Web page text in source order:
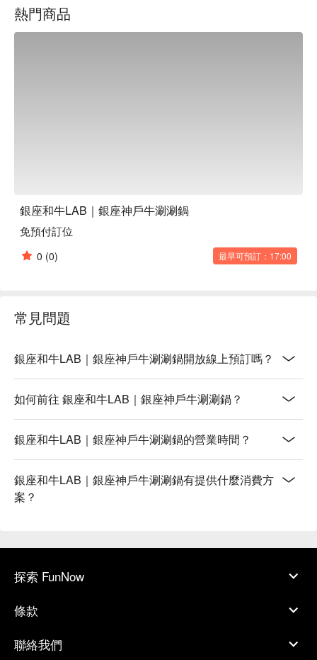
控火候，確保每一口都充滿美味。店內設有適合獨自用餐的吧
台座位，以及適合好友歡聚的桌席。嚴選與牛肉完美搭配的紅
熱門商品
銀座和牛LAB｜銀座神戶牛涮涮鍋
免預付訂位
0 (0) 最早可預訂：17:00
常見問題
銀座和牛LAB｜銀座神戶牛涮涮鍋開放線上預訂嗎？
如何前往 銀座和牛LAB｜銀座神戶牛涮涮鍋？
銀座和牛LAB｜銀座神戶牛涮涮鍋的營業時間？
銀座和牛LAB｜銀座神戶牛涮涮鍋有提供什麼消費方
案？
探索 FunNow
條款
聯絡我們